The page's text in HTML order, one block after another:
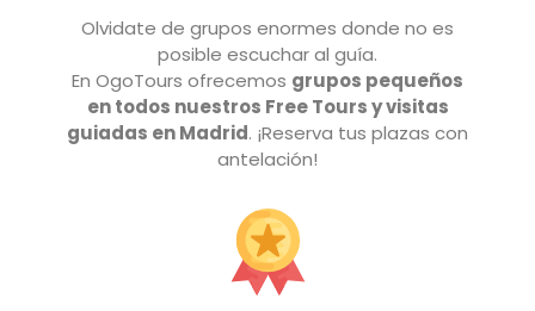
Olvidate de grupos enormes donde no es
posible escuchar al guía.
En OgoTours ofrecemos grupos pequeños
en todos nuestros Free Tours y visitas
guiadas en Madrid. ¡Reserva tus plazas con
antelación!